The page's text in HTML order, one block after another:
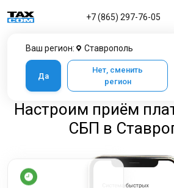
Ваш регион: Ставрополь
Да
Нет, сменить
регион
+7 (865) 297-76-05
Главная
Услуги ЦТО
Настроим приём платежей через СБП в
ТАКСКОМ-КАССА — МАРКЕТ
Настроим приём
СБП в